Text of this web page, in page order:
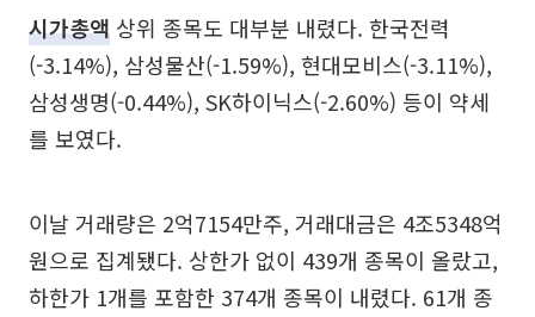
시가총액 상위 종목도 대부분 내렸다. 한국전력
(-3.14%), 삼성물산(-1.59%), 현대모비스(-3.11%),
삼성생명(-0.44%), SK하이닉스(-2.60%) 등이 약세
를 보였다.
이날 거래량은 2억7154만주, 거래대금은 4조5348억
원으로 집계됐다. 상한가 없이 439개 종목이 올랐고,
하한가 1개를 포함한 374개 종목이 내렸다. 61개 종